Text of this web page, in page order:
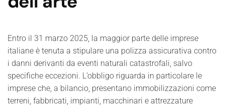
Entro il 31 marzo 2025, la maggior parte delle imprese
italiane è tenuta a stipulare una polizza assicurativa contro
i danni derivanti da eventi naturali catastrofali, salvo
specifiche eccezioni. L’obbligo riguarda in particolare le
imprese che, a bilancio, presentano immobilizzazioni come
terreni, fabbricati, impianti, macchinari e attrezzature